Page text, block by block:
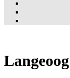
Langeoog